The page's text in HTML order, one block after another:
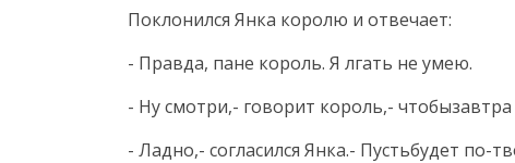
Поклонился Янка королю и отвечает:
- Правда, пане король. Я лгать не умею.
- Ну смотри,- говорит король,-
- Ладно,- согласился Янка.- Пустьбудет по-